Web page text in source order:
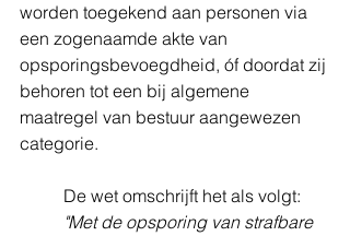
worden toegekend aan personen via
een zogenaamde akte van
opsporingsbevoegdheid, óf doordat zij
behoren tot een bij algemene
maatregel van bestuur aangewezen
categorie.
De wet omschrijft het als volgt:
"Met de opsporing van strafbare